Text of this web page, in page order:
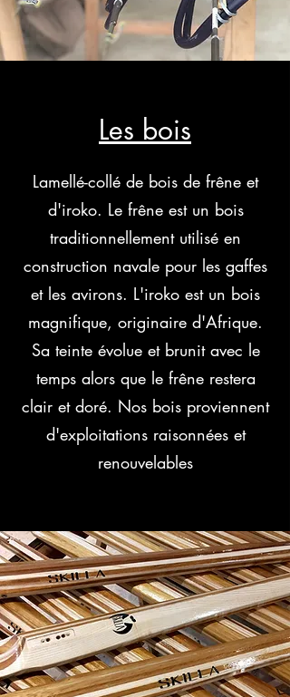
Les bois
Lamellé-collé de bois de frêne et
d'iroko. Le frêne est un bois
traditionnellement utilisé en
construction navale pour les gaffes
et les avirons. L'iroko est un bois
magnifique, originaire d'Afrique.
Sa teinte évolue et brunit avec le
temps alors que le frêne restera
clair et doré. Nos bois proviennent
d'exploitations raisonnées et
renouvelables